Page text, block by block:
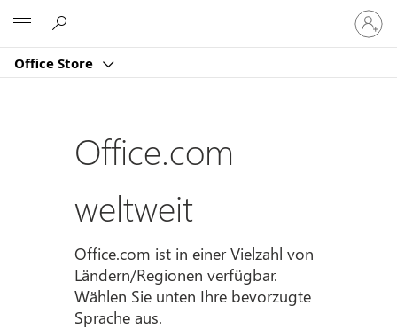
Office Store
Bei
Ihrem
Konto
Office.com
weltweit
Office.com ist in einer Vielzahl von
Ländern/Regionen verfügbar.
Wählen Sie unten Ihre bevorzugte
Sprache aus.